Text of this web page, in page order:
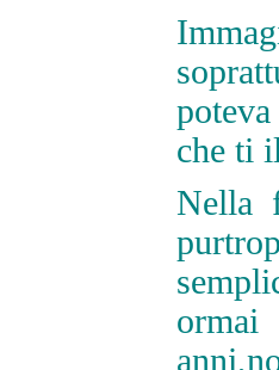
che ti
Nella